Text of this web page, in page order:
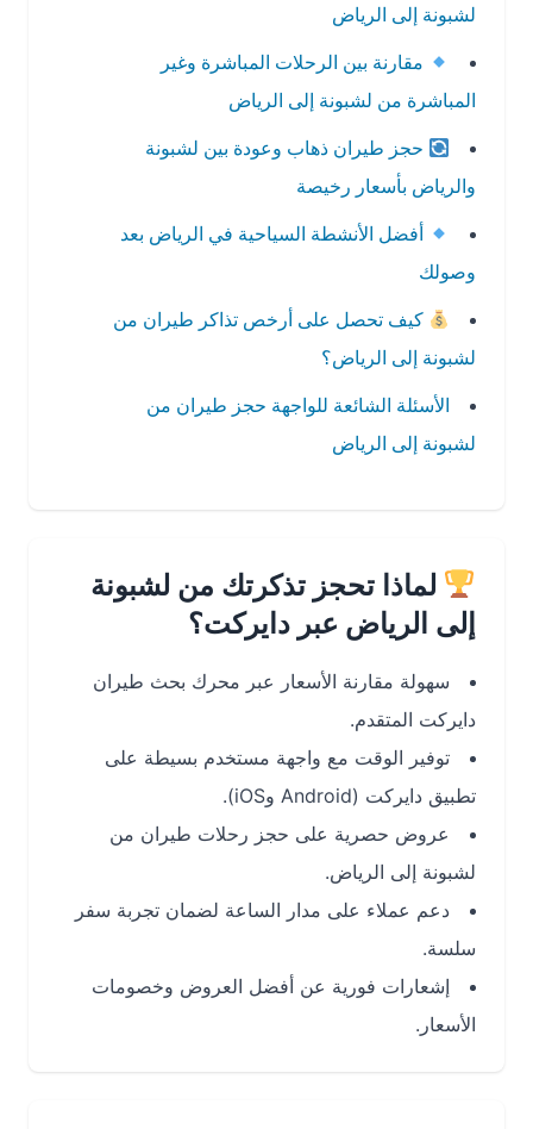
لشبونة إلى الرياض
مقارنة بين الرحلات المباشرة وغير
المباشرة من لشبونة إلى الرياض
حجز طيران ذهاب وعودة بين لشبونة
والرياض بأسعار رخيصة
أفضل الأنشطة السياحية في الرياض بعد
وصولك
كيف تحصل على أرخص تذاكر طيران من
لشبونة إلى الرياض؟
الأسئلة الشائعة للواجهة حجز طيران من
لشبونة إلى الرياض
لماذا تحجز تذكرتك من لشبونة
إلى الرياض عبر دايركت؟
سهولة مقارنة الأسعار عبر محرك بحث طيران
دايركت المتقدم.
توفير الوقت مع واجهة مستخدم بسيطة على
تطبيق دايركت (Android وiOS).
عروض حصرية على حجز رحلات طيران من
لشبونة إلى الرياض.
دعم عملاء على مدار الساعة لضمان تجربة سفر
سلسة.
إشعارات فورية عن أفضل العروض وخصومات
الأسعار.